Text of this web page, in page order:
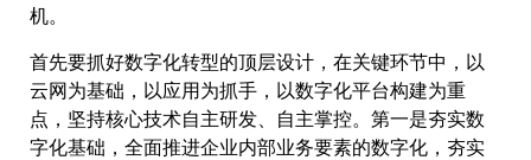
机。
首先要抓好数字化转型的顶层设计，在关键环节中，以
云网为基础，以应用为抓手，以数字化平台构建为重
点，坚持核心技术自主研发、自主掌控。第一是夯实数
字化基础，全面推进企业内部业务要素的数字化，夯实